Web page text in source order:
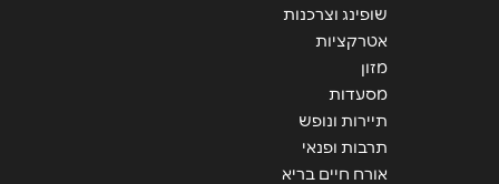
שופינג וצרכנות
אטרקציות
מזון
מסעדות
תיירות ונופש
תרבות ופנאי
אורח חיים בריא